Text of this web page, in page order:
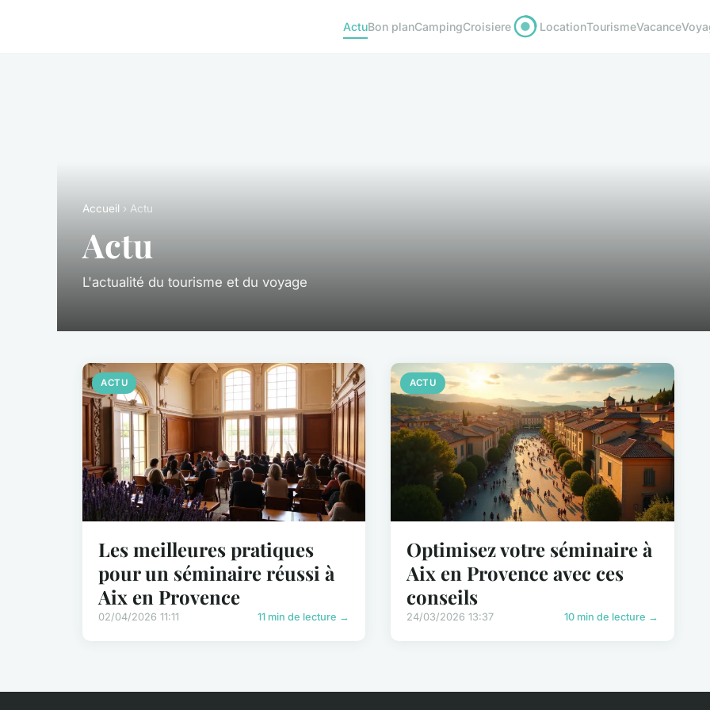
ActuBon planCampingCroisiere LocationTourismeVacance
Accueil › Actu
Actu
L'actualité du tourisme et du voyage
ACTU
Les meilleures pratiques
pour un séminaire réussi à
Aix en Provence
02/04/2026 11:11 11 min de lecture →
ACTU
Optimisez votre séminaire à
Aix en Provence avec ces
conseils
24/03/2026 13:37 10 min de lecture →